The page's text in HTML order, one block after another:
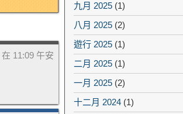
11:09 午安
九月 2025 (1)
八月 2025 (2)
遊行 2025 (1)
二月 2025 (1)
一月 2025 (2)
十二月 2024 (1)